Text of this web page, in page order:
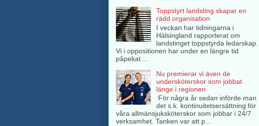
Toppstyrt landsting skapar en
rädd organisation
I veckan har tidningarna i
Hälsingland rapporterat om
landstinget toppstyrda ledarskap.
Vi i oppositionen har under en längre tid
påpekat ...
Nu premierar vi även de
undersköterskor som jobbat
länge i regionen
För några år sedan införde man
det s.k. kontinuitetsersättning för
våra allmänsjuksköterskor som jobbar i 24/7
verksamhet. Tanken var att p...